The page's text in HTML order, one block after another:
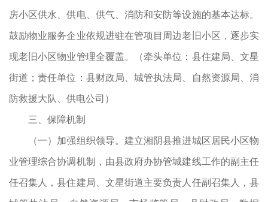
房小区供水、供电、供气、消防和安防等设施的基本达标。
鼓励物业服务企业依规进驻在管项目周边老旧小区，逐步实
现老旧小区物业管理全覆盖。（牵头单位：县住建局、文星
街道；责任单位：县财政局、城管执法局、自然资源局、消
防救援大队、供电公司）
三、保障机制
（一）加强组织领导。建立湘阴县推进城区居民小区物
业管理综合协调机制，由县政府办协管城建线工作的副主任
任召集人，县住建局、文星街道主要负责人任副召集人，县